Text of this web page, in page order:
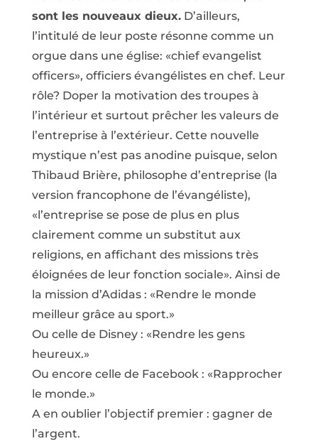
sont les nouveaux dieux.D’ailleurs,
l’intitulé de leur poste résonne comme un
orgue dans une église: «chief evangelist
officers», officiers évangélistes en chef. Leur
rôle? Doper la motivation des troupes à
l’intérieur et surtout prêcher les valeurs de
l’entreprise à l’extérieur. Cette nouvelle
mystique n’est pas anodine puisque, selon
Thibaud Brière, philosophe d’entreprise (la
version francophone de l’évangéliste),
«l’entreprise se pose de plus en plus
clairement comme un substitut aux
religions, en affichant des missions très
éloignées de leur fonction sociale». Ainsi de
la mission d’Adidas : «Rendre le monde
meilleur grâce au sport.»
Ou celle de Disney : «Rendre les gens
heureux.»
Ou encore celle de Facebook : «Rapprocher
le monde.»
A en oublier l’objectif premier : gagner de
l’argent.